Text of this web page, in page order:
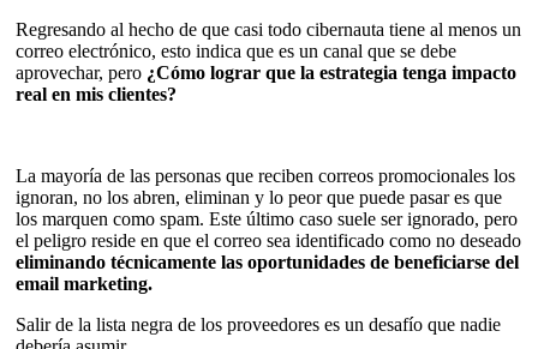
Regresando al hecho de que casi todo cibernauta tiene al menos un
correo electrónico, esto indica que es un canal que se debe
aprovechar, pero ¿Cómo lograr que la estrategia tenga impacto
real en mis clientes?
La mayoría de las personas que reciben correos promocionales los
ignoran, no los abren, eliminan y lo peor que puede pasar es que
los marquen como spam. Este último caso suele ser ignorado, pero
el peligro reside en que el correo sea identificado como no deseado
eliminando técnicamente las oportunidades de beneficiarse del
email marketing.
Salir de la lista negra de los proveedores es un desafío que nadie